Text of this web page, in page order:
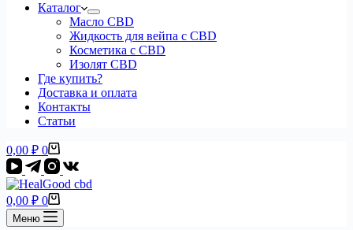
Каталог
Масло CBD
Жидкость для вейпа с CBD
Косметика с CBD
Изолят CBD
Где купить?
Доставка и оплата
Контакты
Статьи
Корзина
0,00 ₽ 0
Корзина
0,00 ₽ 0
Меню